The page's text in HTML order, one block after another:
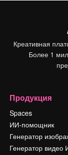
Креативная
Более 1
Продукция
Spaces
ИИ-помощник
Генератор
Генератор видео